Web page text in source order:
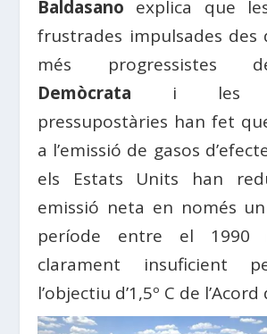
Baldasano explica que
frustrades impulsades des
més progressistes
Demòcrata i les
pressupostàries han fet
a l’emissió de gasos
els Estats Units han
emissió neta en només
període entre el 1990
clarament insuficient
l’objectiu d’1,5º C de